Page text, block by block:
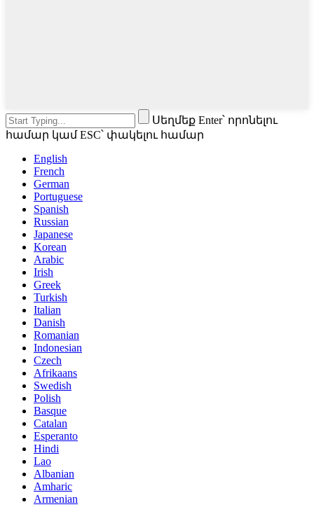
Սեղմեք Enter՝ որոնելու
համար կամ ESC՝ փակելու համար
English
French
German
Portuguese
Spanish
Russian
Japanese
Korean
Arabic
Irish
Greek
Turkish
Italian
Danish
Romanian
Indonesian
Czech
Afrikaans
Swedish
Polish
Basque
Catalan
Esperanto
Hindi
Lao
Albanian
Amharic
Armenian